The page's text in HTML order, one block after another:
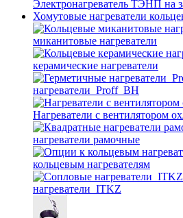
Электронагреватель ТЭНП на
Хомутовые нагреватели
миканитовые нагреватели
керамические нагреватели
нагреватели_Proff_BH
Нагреватели с вентилятором
нагреватели рамочные
кольцевым нагревателям
нагреватели_ITKZ